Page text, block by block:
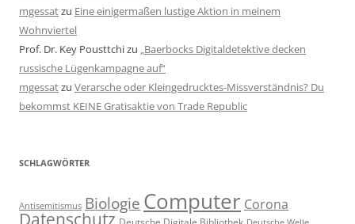
mgessatzu Eine einigermaßen lustige Aktion in meinem
Wohnviertel
Prof. Dr. Key Pousttchizu „Baerbocks Digitaldetektive decken
russische Lügenkampagne auf“
mgessatzu Verarsche oder Kleingedrucktes-Missverständnis? Du
bekommst KEINE Gratisaktie von Trade Republic
SCHLAGWÖRTER
Antisemitismus Biologie Computer Corona
Datenschutz